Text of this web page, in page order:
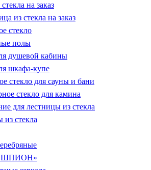
на заказ
из стекла на заказ
стекло
полы
душевой кабины
шкафа-купе
стекло для сауны и бани
стекло для камина
для лестницы из стекла
стекла
«ШПИОН»